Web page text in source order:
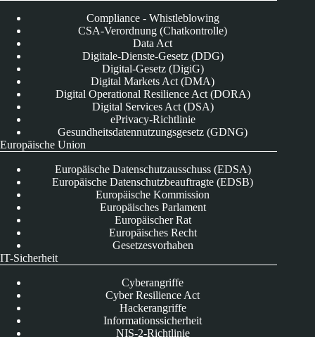
Compliance - Whistleblowing
CSA-Verordnung (Chatkontrolle)
Data Act
Digitale-Dienste-Gesetz (DDG)
Digital-Gesetz (DigiG)
Digital Markets Act (DMA)
Digital Operational Resilience Act (DORA)
Digital Services Act (DSA)
ePrivacy-Richtlinie
Gesundheitsdatennutzungsgesetz (GDNG)
Europäische Union
Europäische Datenschutzausschuss (EDSA)
Europäische Datenschutzbeauftragte (EDSB)
Europäische Kommission
Europäisches Parlament
Europäischer Rat
Europäisches Recht
Gesetzesvorhaben
IT-Sicherheit
Cyberangriffe
Cyber Resilience Act
Hackerangriffe
Informationssicherheit
NIS-2-Richtlinie